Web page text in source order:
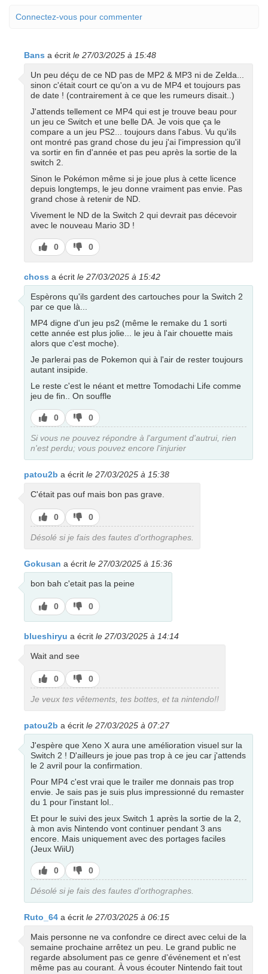
Connectez-vous pour commenter
Bans a écrit le 27/03/2025 à 15:48
Un peu déçu de ce ND pas de MP2 & MP3 ni de Zelda...
sinon c'était court ce qu'on a vu de MP4 et toujours pas
de date ! (contrairement à ce que les rumeurs disait..)
J'attends tellement ce MP4 qui est je trouve beau pour
un jeu ce Switch et une belle DA. Je vois que ça le
compare a un jeu PS2... toujours dans l'abus. Vu qu'ils
ont montré pas grand chose du jeu j'ai l'impression qu'il
va sortir en fin d'année et pas peu après la sortie de la
switch 2.
Sinon le Pokémon même si je joue plus à cette licence
depuis longtemps, le jeu donne vraiment pas envie. Pas
grand chose à retenir de ND.
Vivement le ND de la Switch 2 qui devrait pas décevoir
avec le nouveau Mario 3D !
J’aime
0
J’aime
pas
0
choss a écrit le 27/03/2025 à 15:42
Espèrons qu'ils gardent des cartouches pour la Switch 2
par ce que là...
MP4 digne d'un jeu ps2 (même le remake du 1 sorti
cette année est plus jolie... le jeu à l'air chouette mais
alors que c'est moche).
Je parlerai pas de Pokemon qui à l'air de rester toujours
autant insipide.
Le reste c'est le néant et mettre Tomodachi Life comme
jeu de fin.. On souffle
J’aime
0
J’aime
pas
0
Si vous ne pouvez répondre à l'argument d'autrui, rien
n'est perdu; vous pouvez encore l'injurier
patou2b a écrit le 27/03/2025 à 15:38
C'était pas ouf mais bon pas grave.
J’aime
0
J’aime
pas
0
Désolé si je fais des fautes d'orthographes.
Gokusan a écrit le 27/03/2025 à 15:36
bon bah c'etait pas la peine
J’aime
0
J’aime
pas
0
blueshiryu a écrit le 27/03/2025 à 14:14
Wait and see
J’aime
0
J’aime
pas
0
Je veux tes vêtements, tes bottes, et ta nintendo!!
patou2b a écrit le 27/03/2025 à 07:27
J'espère que Xeno X aura une amélioration visuel sur la
Switch 2 ! D'ailleurs je joue pas trop à ce jeu car j'attends
le 2 avril pour la confirmation.
Pour MP4 c'est vrai que le trailer me donnais pas trop
envie. Je sais pas je suis plus impressionné du remaster
du 1 pour l'instant lol..
Et pour le suivi des jeux Switch 1 après la sortie de la 2,
à mon avis Nintendo vont continuer pendant 3 ans
encore. Mais uniquement avec des portages faciles
(Jeux WiiU)
J’aime
0
J’aime
pas
0
Désolé si je fais des fautes d'orthographes.
Ruto_64 a écrit le 27/03/2025 à 06:15
Mais personne ne va confondre ce direct avec celui de la
semaine prochaine arrêtez un peu. Le grand public ne
regarde absolument pas ce genre d'événement et n'est
même pas au courant. À vous écouter Nintendo fait tout